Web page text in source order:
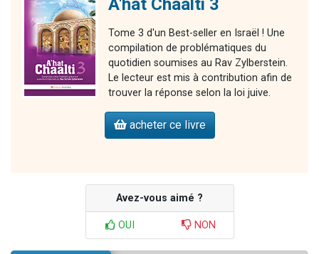
A'hat Chaalti 3
Tome 3 d'un Best-seller en Israël ! Une
compilation de problématiques du
quotidien soumises au Rav Zylberstein.
Le lecteur est mis à contribution afin de
trouver la réponse selon la loi juive.
acheter ce livre
Avez-vous aimé ?
OUI NON